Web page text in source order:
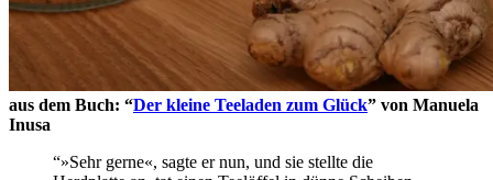
aus dem Buch: “Der kleine Teeladen zum Glück” von Manuela
Inusa
“»Sehr gerne«, sagte er nun, und sie stellte die